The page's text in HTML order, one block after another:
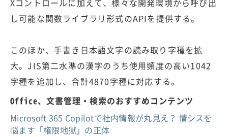
Xコントロールに加えて、様々な開発環境から呼び出
し可能な関数ライブラリ形式のAPIを提供する。
このほか、手書き日本語文字の読み取り字種を拡
大。JIS第二水準の漢字のうち使用頻度の高い1042
字種を追加し、合計4870字種に対応する。
Office、文書管理・検索のおすすめコンテンツ
Microsoft 365 Copilotで社内情報が丸見え？ 情シスを
悩ます「権限地獄」の正体